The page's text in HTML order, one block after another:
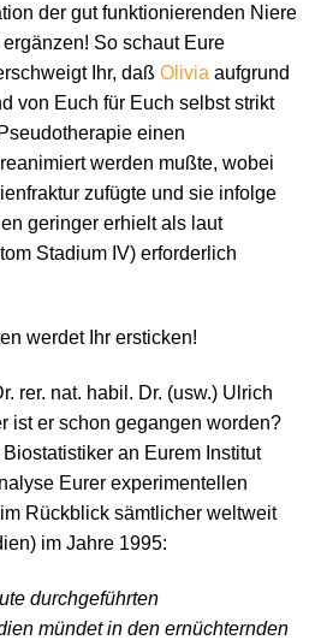
der gut funktionierenden Niere
So schaut Eure
Ihr, daß Olivia aufgrund
von Euch für Euch selbst strikt
einen
werden mußte, wobei
zufügte und sie infolge
geringer erhielt als laut
Stadium IV) erforderlich
werdet Ihr ersticken!
rer. nat. habil. Dr. (usw.) Ulrich
ist er schon gegangen worden?
an Eurem Institut
Eurer experimentellen
Rückblick sämtlicher weltweit
im Jahre 1995:
durchgeführten
mündet in den ernüchternden